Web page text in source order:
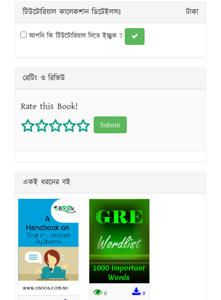
টিউটোরিয়াল কালেকশান ডিটেইলসঃ টাকা
আপনি কি টিউটোরিয়াল নিতে ই্চ্ছুক ?
রেটিং ও রিভিউ
Rate this Book!
5 stars
4 stars
3 stars
2 stars
1 star
একই ধরনের বই
0 0